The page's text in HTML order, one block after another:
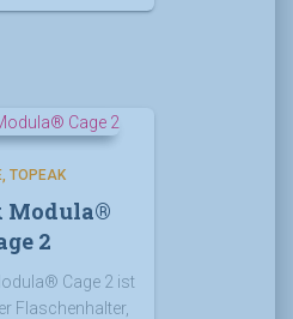
TOPEAK
Modula®
2
Cage 2 ist
Flaschenhalter,